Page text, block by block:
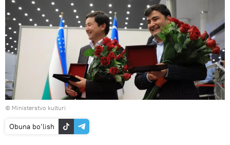
© Ministerstvo kulturi
Obuna bo‘lish